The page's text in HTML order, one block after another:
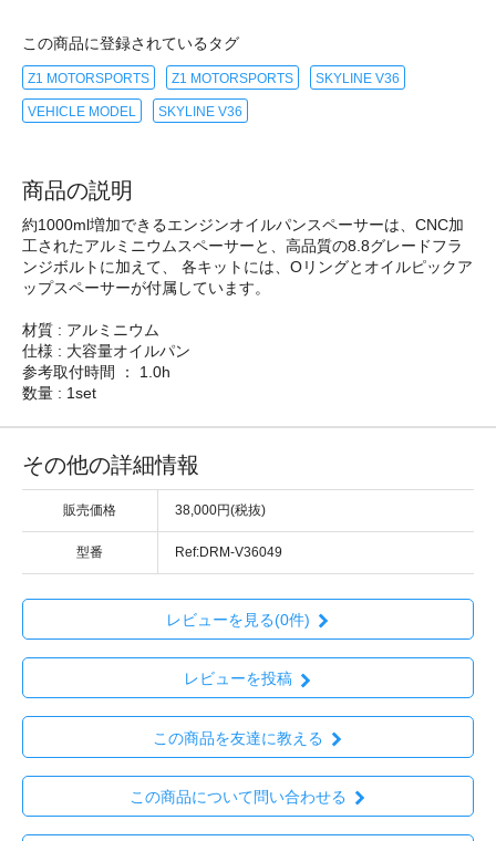
この商品に登録されているタグ
Z1 MOTORSPORTS Z1 MOTORSPORTS SKYLINE V36
VEHICLE MODEL SKYLINE V36
商品の説明
約1000ml増加できるエンジンオイルパンスペーサーは、CNC加
工されたアルミニウムスペーサーと、高品質の8.8グレードフラ
ンジボルトに加えて、 各キットには、Oリングとオイルピックア
ップスペーサーが付属しています。
材質 : アルミニウム
仕様 : 大容量オイルパン
参考取付時間 ： 1.0h
数量 : 1set
その他の詳細情報
販売価格 38,000円(税抜)
型番 Ref:DRM-V36049
レビューを見る(0件)
レビューを投稿
この商品を友達に教える
この商品について問い合わせる